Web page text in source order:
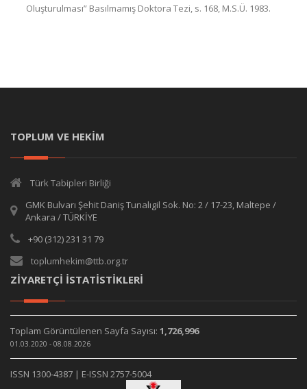
Oluşturulması” Basılmamış Doktora Tezi, s. 168, M.S.Ü. 1983.
TOPLUM VE HEKİM
Türk Tabipleri Birliği
GMK Bulvarı Şehit Daniş Tunalıgil Sok. No: 2 / 17-23, Maltepe /
Ankara / TÜRKİYE
+90 (312) 231 31 79
toplumhekim@ttb.org.tr
ZİYARETÇİ İSTATİSTİKLERİ
Toplam Görüntülenen Sayfa Sayısı: 1,726,996
01.03.2020 - 08.08.2026
ISSN 1300-4387 | E-ISSN 2757-5004